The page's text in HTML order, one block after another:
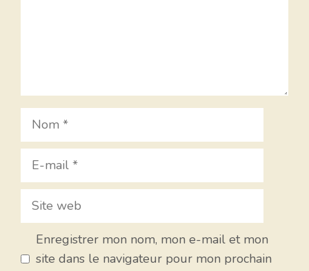
Nom
E-
Site
Enregistrer mon nom, mon e-mail et mon
site dans le navigateur pour mon prochain